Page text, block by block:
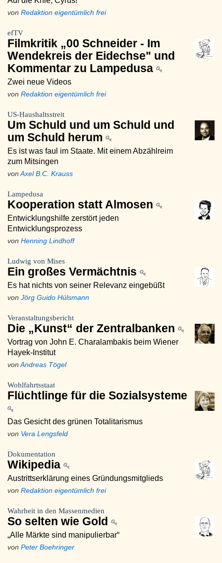
von Redaktion eigentümlich frei
efTV
Filmkritik „00 Schneider - Im
Wendekreis der Eidechse" und
Kommentar zu Lampedusa
Zwei neue Videos
von Redaktion eigentümlich frei
US-Haushaltsstreit
Um Schuld und um Schuld und
um Schuld herum
Es ist was faul im Staate. Mit einem Abzählreim
zum Mitsingen
von Axel B.C. Krauss
Lampedusa
Kooperation statt Almosen
Entwicklungshilfe zerstört jeden
Entwicklungsprozess
von Henning Lindhoff
Ludwig von Mises
Ein großes Vermächtnis
Es hat nichts von seiner Relevanz eingebüßt
von Jörg Guido Hülsmann
Veranstaltungsbericht
Die „Kunst“ der Zentralbanken
Vortrag von John E. Charalambakis beim Wiener
Hayek-Institut
von Andreas Tögel
Wohlfahrtsstaat
Flüchtlinge für die Sozialsysteme
Das Gesicht des grünen Totalitarismus
von Vera Lengsfeld
Dokumentation
Wikipedia
Austrittserklärung eines Gründungsmitglieds
von Redaktion eigentümlich frei
Wahrheit in den Massenmedien
So selten wie Gold
„Alle Märkte sind manipulierbar“
von Peter Boehringer